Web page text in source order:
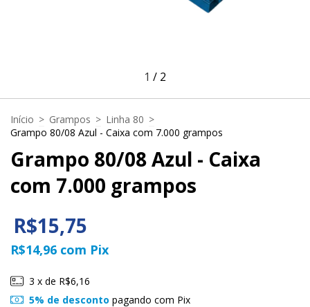
1 / 2
Início > Grampos > Linha 80 >
Grampo 80/08 Azul - Caixa com 7.000 grampos
Grampo 80/08 Azul - Caixa
com 7.000 grampos
R$15,75
R$14,96 com Pix
3 x de R$6,16
5% de desconto pagando com Pix